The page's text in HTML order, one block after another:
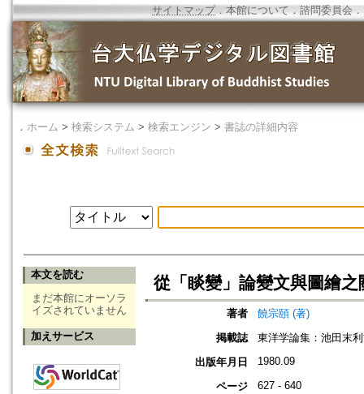
サイトマップ．本館について ． 諮問委員会 ．
． ホーム > 検索システム > 検索エンジン > 書誌の詳細内容
本文を読む
まだ本館にオーソラ
イズされていません
加えサービス
從「睒變」論變文與圖繪之
著者
饒宗頤 (著)
掲載誌
東洋学論集：池田末
出版年月日
1980.09
ページ 627 - 640